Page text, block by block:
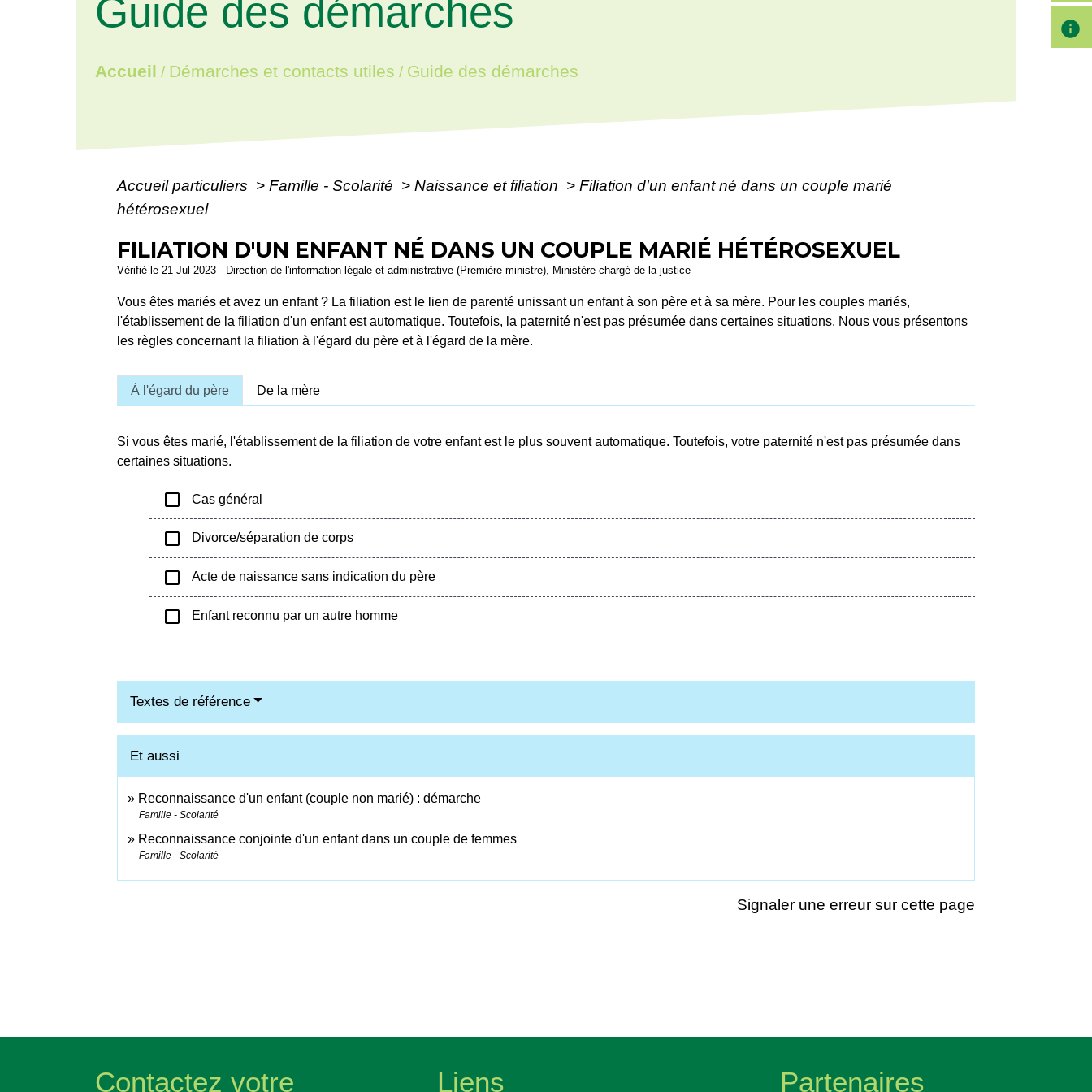
Guide des démarches
Accueil / Démarches et contacts utiles / Guide des démarches
Accueil particuliers > Famille - Scolarité > Naissance et filiation > Filiation d'un enfant né dans un couple marié
hétérosexuel
FILIATION D'UN ENFANT NÉ DANS UN COUPLE MARIÉ HÉTÉROSEXUEL
Vérifié le 21 Jul 2023 - Direction de l'information légale et administrative (Première ministre), Ministère chargé de la justice
Vous êtes mariés et avez un enfant ? La filiation est le lien de parenté unissant un enfant à son père et à sa mère. Pour les couples mariés,
l'établissement de la filiation d'un enfant est automatique. Toutefois, la paternité n'est pas présumée dans certaines situations. Nous vous présentons
les règles concernant la filiation à l'égard du père et à l'égard de la mère.
À l'égard du père De la mère
Si vous êtes marié, l'établissement de la filiation de votre enfant est le plus souvent automatique. Toutefois, votre paternité n'est pas présumée dans
certaines situations.
check_box_outline_blank Cas général
check_box_outline_blank Divorce/séparation de corps
check_box_outline_blank Acte de naissance sans indication du père
check_box_outline_blank Enfant reconnu par un autre homme
Textes de référence
Et aussi
Reconnaissance d'un enfant (couple non marié) : démarche
Famille - Scolarité
Reconnaissance conjointe d'un enfant dans un couple de femmes
Famille - Scolarité
Signaler une erreur sur cette page
info
Contactez votre Liens Partenaires